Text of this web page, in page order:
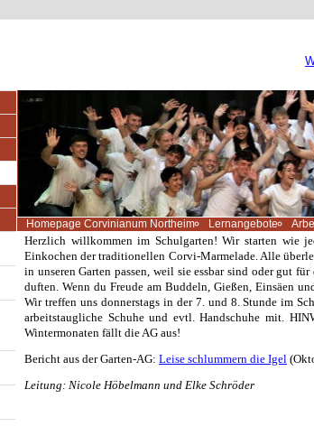
Homepage Corvinianum Northeim Lernangebote
Herzlich willkommen im Schulgarten! Wir starten wie
Einkochen der traditionellen Corvi-Marmelade. Alle
in unseren Garten passen, weil sie essbar sind oder gut
duften. Wenn du Freude am Buddeln, Gießen, Einsäen
Wir treffen uns donnerstags in der 7. und 8. Stunde im
arbeitstaugliche Schuhe und evtl. Handschuhe mit.
Wintermonaten fällt die AG aus!
Bericht aus der Garten-AG: Leise schlummern die Igel
Leitung: Nicole Höbelmann und Elke Schröder